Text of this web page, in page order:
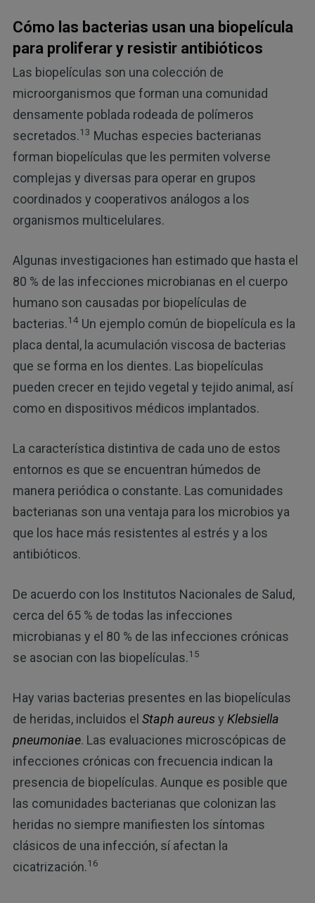
Cómo las bacterias usan una biopelícula
para proliferar y resistir antibióticos
Las biopelículas son una colección de
microorganismos que forman una comunidad
densamente poblada rodeada de polímeros
secretados.13 Muchas especies bacterianas
forman biopelículas que les permiten volverse
complejas y diversas para operar en grupos
coordinados y cooperativos análogos a los
organismos multicelulares.
Algunas investigaciones han estimado que hasta el
80 % de las infecciones microbianas en el cuerpo
humano son causadas por biopelículas de
bacterias.14Un ejemplo común de biopelícula es la
placa dental, la acumulación viscosa de bacterias
que se forma en los dientes. Las biopelículas
pueden crecer en tejido vegetal y tejido animal, así
como en dispositivos médicos implantados.
La característica distintiva de cada uno de estos
entornos es que se encuentran húmedos de
manera periódica o constante. Las comunidades
bacterianas son una ventaja para los microbios ya
que los hace más resistentes al estrés y a los
antibióticos.
De acuerdo con los Institutos Nacionales de Salud,
cerca del 65 % de todas las infecciones
microbianas y el 80 % de las infecciones crónicas
se asocian con las biopelículas.15
Hay varias bacterias presentes en las biopelículas
de heridas, incluidos el Staph aureusy Klebsiella
pneumoniae. Las evaluaciones microscópicas de
infecciones crónicas con frecuencia indican la
presencia de biopelículas. Aunque es posible que
las comunidades bacterianas que colonizan las
heridas no siempre manifiesten los síntomas
clásicos de una infección, sí afectan la
cicatrización.16